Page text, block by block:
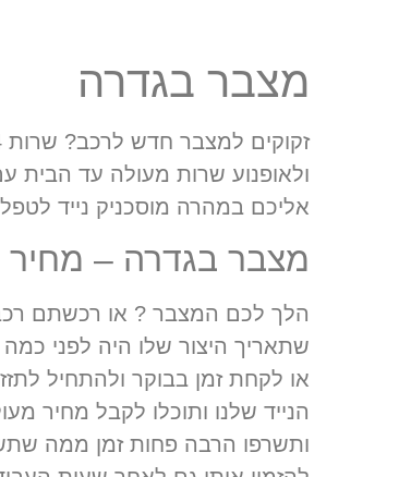
מצבר בגדרה
זקוקים למצבר חדש לרכב? שרות 24 שעות במצבים של
ולאופנוע שרות מעולה עד הבית
אליכם במהרה מוסכניק נייד
מצבר בגדרה – מחיר
הלך לכם המצבר ? או רכשתם
שתאריך היצור שלו היה לפני
או לקחת זמן בבוקר ולהתחיל
הנייד שלנו ותוכלו לקבל מחיר
ותשרפו הרבה פחות זמן ממה